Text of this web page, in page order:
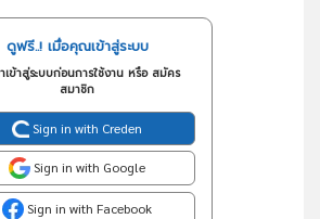
ดูฟรี..! เมื่อคุณเข้าสู่ระบบ
ข้าสู่ระบบก่อนการใช้งาน หรือ สมัคร
สมาชิก
Sign in with Creden
Sign in with Google
Sign in with Facebook